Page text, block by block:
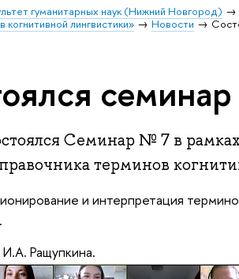
гуманитарных наук (Нижний Новгород)
лингвистики»
Новости
Семинар № 7 в
терминов
и интерпретация
И.А. Ращупкина.